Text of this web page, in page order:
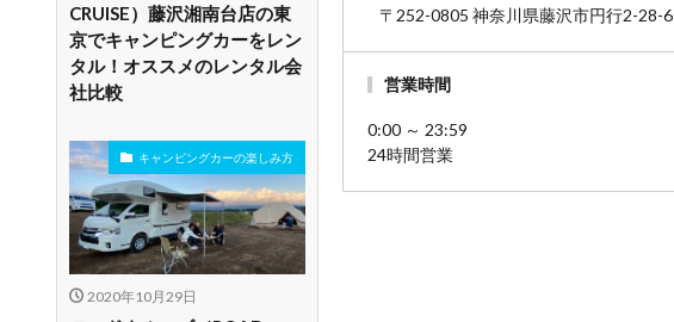
〒252-0805 神奈川県藤沢市円行2-28-6
営業時間
0:00 ～ 23:59
24時間営業
CRUISE）藤沢湘南台店の東
京でキャンピングカーをレン
タル！オススメのレンタル会
社比較
キャンピングカーの楽しみ方
2020年10月29日